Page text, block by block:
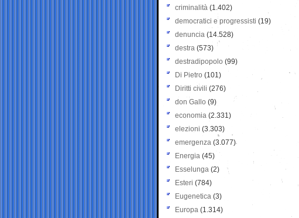
criminalità (1.402)
democratici e progressisti (19)
denuncia (14.528)
destra (573)
destradipopolo (99)
Di Pietro (101)
Diritti civili (276)
don Gallo (9)
economia (2.331)
elezioni (3.303)
emergenza (3.077)
Energia (45)
Esselunga (2)
Esteri (784)
Eugenetica (3)
Europa (1.314)